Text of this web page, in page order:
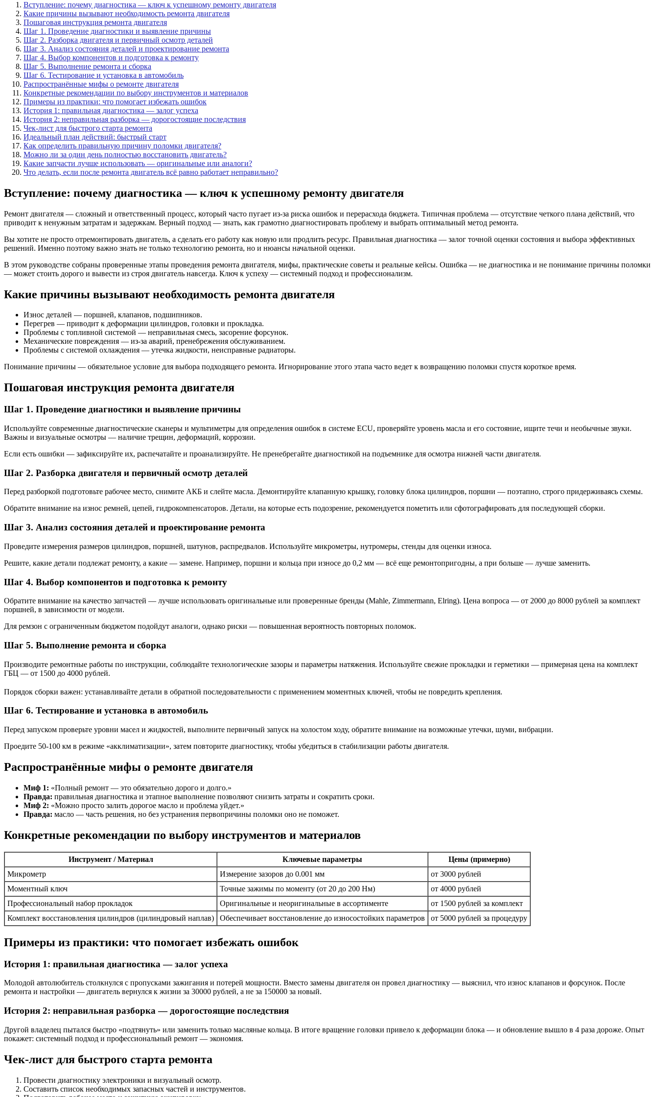
Вступление: почему диагностика — ключ к успешному ремонту двигателя
Какие причины вызывают необходимость ремонта двигателя
Пошаговая инструкция ремонта двигателя
Шаг 1. Проведение диагностики и выявление причины
Шаг 2. Разборка двигателя и первичный осмотр деталей
Шаг 3. Анализ состояния деталей и проектирование ремонта
Шаг 4. Выбор компонентов и подготовка к ремонту
Шаг 5. Выполнение ремонта и сборка
Шаг 6. Тестирование и установка в автомобиль
Распространённые мифы о ремонте двигателя
Конкретные рекомендации по выбору инструментов и материалов
Примеры из практики: что помогает избежать ошибок
История 1: правильная диагностика — залог успеха
История 2: неправильная разборка — дорогостоящие последствия
Чек-лист для быстрого старта ремонта
Идеальный план действий: быстрый старт
Как определить правильную причину поломки двигателя?
Можно ли за один день полностью восстановить двигатель?
Какие запчасти лучше использовать — оригинальные или аналоги?
Что делать, если после ремонта двигатель всё равно работает неправильно?
Вступление: почему диагностика — ключ к успешному ремонту двигателя
Ремонт двигателя — сложный и ответственный процесс, который часто пугает из-за риска ошибок и перерасхода бюджета. Типичная проблема — отсутствие четкого плана действий, что
приводит к ненужным затратам и задержкам. Верный подход — знать, как грамотно диагностировать проблему и выбрать оптимальный метод ремонта.
Вы хотите не просто отремонтировать двигатель, а сделать его работу как новую или продлить ресурс. Правильная диагностика — залог точной оценки состояния и выбора эффективных
решений. Именно поэтому важно знать не только технологию ремонта, но и нюансы начальной оценки.
В этом руководстве собраны проверенные этапы проведения ремонта двигателя, мифы, практические советы и реальные кейсы. Ошибка — не диагностика и не понимание причины поломки
— может стоить дорого и вывести из строя двигатель навсегда. Ключ к успеху — системный подход и профессионализм.
Какие причины вызывают необходимость ремонта двигателя
Износ деталей — поршней, клапанов, подшипников.
Перегрев — приводит к деформации цилиндров, головки и прокладка.
Проблемы с топливной системой — неправильная смесь, засорение форсунок.
Механические повреждения — из-за аварий, пренебрежения обслуживанием.
Проблемы с системой охлаждения — утечка жидкости, неисправные радиаторы.
Понимание причины — обязательное условие для выбора подходящего ремонта. Игнорирование этого этапа часто ведет к возвращению поломки спустя короткое время.
Пошаговая инструкция ремонта двигателя
Шаг 1. Проведение диагностики и выявление причины
Используйте современные диагностические сканеры и мультиметры для определения ошибок в системе ECU, проверяйте уровень масла и его состояние, ищите течи и необычные звуки.
Важны и визуальные осмотры — наличие трещин, деформаций, коррозии.
Если есть ошибки — зафиксируйте их, распечатайте и проанализируйте. Не пренебрегайте диагностикой на подъемнике для осмотра нижней части двигателя.
Шаг 2. Разборка двигателя и первичный осмотр деталей
Перед разборкой подготовьте рабочее место, снимите АКБ и слейте масла. Демонтируйте клапанную крышку, головку блока цилиндров, поршни — поэтапно, строго придерживаясь схемы.
Обратите внимание на износ ремней, цепей, гидрокомпенсаторов. Детали, на которые есть подозрение, рекомендуется пометить или сфотографировать для последующей сборки.
Шаг 3. Анализ состояния деталей и проектирование ремонта
Проведите измерения размеров цилиндров, поршней, шатунов, распредвалов. Используйте микрометры, нутромеры, стенды для оценки износа.
Решите, какие детали подлежат ремонту, а какие — замене. Например, поршни и кольца при износе до 0,2 мм — всё еще ремонтопригодны, а при больше — лучше заменить.
Шаг 4. Выбор компонентов и подготовка к ремонту
Обратите внимание на качество запчастей — лучше использовать оригинальные или проверенные бренды (Mahle, Zimmermann, Elring). Цена вопроса — от 2000 до 8000 рублей за комплект
поршней, в зависимости от модели.
Для ремзон с ограниченным бюджетом подойдут аналоги, однако риски — повышенная вероятность повторных поломок.
Шаг 5. Выполнение ремонта и сборка
Производите ремонтные работы по инструкции, соблюдайте технологические зазоры и параметры натяжения. Используйте свежие прокладки и герметики — примерная цена на комплект
ГБЦ — от 1500 до 4000 рублей.
Порядок сборки важен: устанавливайте детали в обратной последовательности с применением моментных ключей, чтобы не повредить крепления.
Шаг 6. Тестирование и установка в автомобиль
Перед запуском проверьте уровни масел и жидкостей, выполните первичный запуск на холостом ходу, обратите внимание на возможные утечки, шуми, вибрации.
Проедите 50-100 км в режиме «акклиматизации», затем повторите диагностику, чтобы убедиться в стабилизации работы двигателя.
Распространённые мифы о ремонте двигателя
Миф 1: «Полный ремонт — это обязательно дорого и долго.»
Правда: правильная диагностика и этапное выполнение позволяют снизить затраты и сократить сроки.
Миф 2: «Можно просто залить дорогое масло и проблема уйдет.»
Правда: масло — часть решения, но без устранения первопричины поломки оно не поможет.
Конкретные рекомендации по выбору инструментов и материалов
Инструмент / Материал Ключевые параметры
Цены (примерно)
Микрометр
Измерение зазоров до 0.001 мм
от 3000 рублей
Моментный ключ
Точные зажимы по моменту (от 20 до 200 Нм)
от 4000 рублей
Профессиональный набор прокладок
Оригинальные и неоригинальные в ассортименте
от 1500 рублей за комплект
Комплект восстановления цилиндров (цилиндровый наплав)
Обеспечивает восстановление до износостойких параметров от 5000 рублей за процедуру
Примеры из практики: что помогает избежать ошибок
История 1: правильная диагностика — залог успеха
Молодой автолюбитель столкнулся с пропусками зажигания и потерей мощности. Вместо замены двигателя он провел диагностику — выяснил, что износ клапанов и форсунок. После
ремонта и настройки — двигатель вернулся к жизни за 30000 рублей, а не за 150000 за новый.
История 2: неправильная разборка — дорогостоящие последствия
Другой владелец пытался быстро «подтянуть» или заменить только масляные кольца. В итоге вращение головки привело к деформации блока — и обновление вышло в 4 раза дороже. Опыт
покажет: системный подход и профессиональный ремонт — экономия.
Чек-лист для быстрого старта ремонта
Провести диагностику электроники и визуальный осмотр.
Составить список необходимых запасных частей и инструментов.